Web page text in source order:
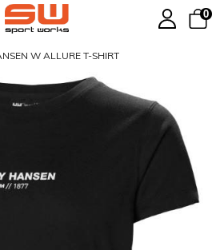
0
W ALLURE T-SHIRT